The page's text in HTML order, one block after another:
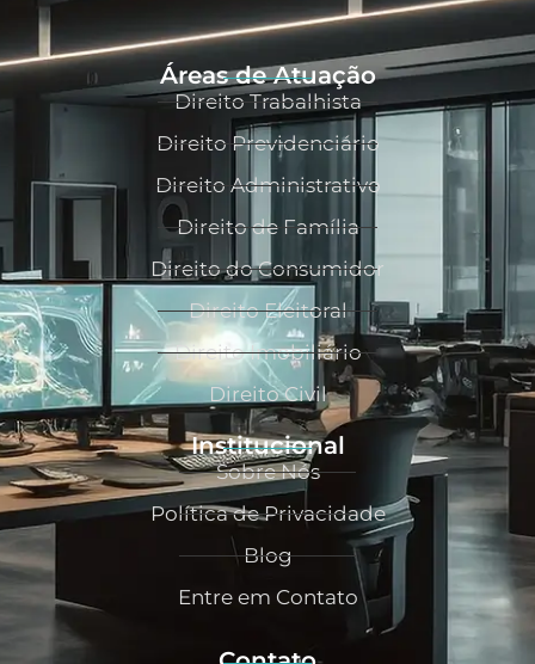
Áreas de Atuação
Direito Trabalhista
Direito Previdenciário
Direito Administrativo
Direito de Família
Direito do Consumidor
Direito Eleitoral
Direito Imobiliário
Direito Civil
Institucional
Sobre Nós
Política de Privacidade
Blog
Entre em Contato